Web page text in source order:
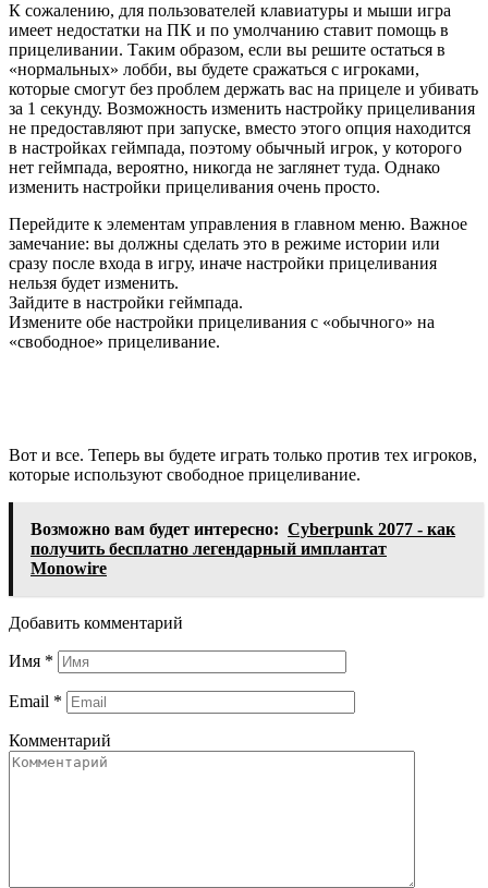
К сожалению, для пользователей клавиатуры и мыши игра
имеет недостатки на ПК и по умолчанию ставит помощь в
прицеливании. Таким образом, если вы решите остаться в
«нормальных» лобби, вы будете сражаться с игроками,
которые смогут без проблем держать вас на прицеле и убивать
за 1 секунду. Возможность изменить настройку прицеливания
не предоставляют при запуске, вместо этого опция находится
в настройках геймпада, поэтому обычный игрок, у которого
нет геймпада, вероятно, никогда не заглянет туда. Однако
изменить настройки прицеливания очень просто.
Перейдите к элементам управления в главном меню. Важное
замечание: вы должны сделать это в режиме истории или
сразу после входа в игру, иначе настройки прицеливания
нельзя будет изменить.
Зайдите в настройки геймпада.
Измените обе настройки прицеливания с «обычного» на
«свободное» прицеливание.
Вот и все. Теперь вы будете играть только против тех игроков,
которые используют свободное прицеливание.
Возможно вам будет интересно: Cyberpunk 2077 - как
получить бесплатно легендарный имплантат
Monowire
Добавить комментарий
Имя *
Email *
Комментарий